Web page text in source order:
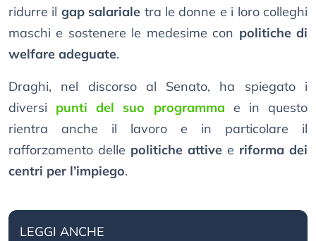
ridurre il gap salariale tra le donne e i loro colleghi
maschi e sostenere le medesime con politiche di
welfare adeguate.
Draghi, nel discorso al Senato, ha spiegato i
diversi punti del suo programma e in questo
rientra anche il lavoro e in particolare il
rafforzamento delle politiche attive e riforma dei
centri per l’impiego.
LEGGI ANCHE